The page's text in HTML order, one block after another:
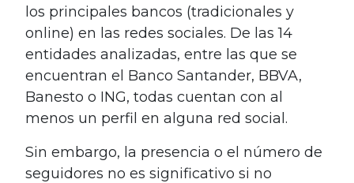
los principales bancos (tradicionales y
online) en las redes sociales. De las 14
entidades analizadas, entre las que se
encuentran el Banco Santander, BBVA,
Banesto o ING, todas cuentan con al
menos un perfil en alguna red social.
Sin embargo, la presencia o el número de
seguidores no es significativo si no